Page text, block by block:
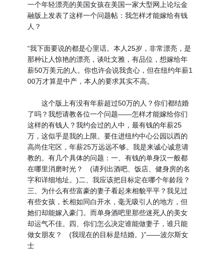
一个年轻漂亮的美国女孩在美国一家大型网上论坛金
融版上发表了这样一个问题帖：我怎样才能嫁给有钱
人？
“我下面要说的都是心里话。本人25岁，非常漂亮，是
那种让人惊艳的漂亮，谈吐文雅，有品位，想嫁给年
薪50万美元的人。你也许会说我贪心，但在纽约年薪1
00万才算是中产，本人的要求其实不高。
这个版上有没有年薪超过50万的人？你们都结婚
了吗？我想请教各位一个问题——怎样才能嫁给你们
这样的有钱人？我约会过的人中，最有钱的年薪25
万，这似乎是我的上限。要住进纽约中心公园以西的
高尚住宅区，年薪25万远远不够。我是来诚心诚意请
教的。有几个具体的问题：一、有钱的单身汉一般都
在哪里消磨时光？ (请列出酒吧、饭店、健身房的名
字和详细地址。)二、我应该把目标定在哪个年龄段？
三、为什么有些富豪的妻子看起来相貌平平？我见过
有些女孩，长相如同白开水，毫无吸引人的地方，但
她们却能嫁入豪门。而单身酒吧里那些迷死人的美女
却运气不佳。四、你们怎么决定谁能做妻子，谁只能
做女朋友？ (我现在的目标是结婚。)”——波尔斯女
士